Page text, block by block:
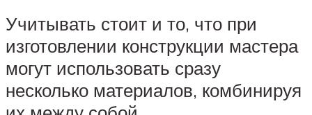
Учитывать стоит и то, что при
изготовлении конструкции мастера
могут использовать сразу
несколько материалов, комбинируя